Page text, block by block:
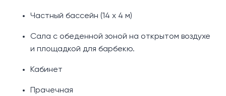
Частный бассейн (14 х 4 м)
Сала с обеденной зоной на открытом воздухе
и площадкой для барбекю.
Кабинет
Прачечная